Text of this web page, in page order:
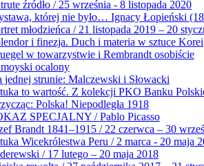
źródło / 25 września - 8 listopada 2020
której nie było… Ignacy Łopieński
młodzieńca / 21 listopada 2019 – 20
i finezja. Duch i materia w sztuce Korei
w towarzystwie i Rembrandt osobiście
ocalony
jednej strunie: Malczewski i Słowacki
to wartość. Z kolekcji PKO Banku
Polska! Niepodległa 1918
SPECJALNY / Pablo Picasso
Brandt 1841–1915 / 22 czerwca – 30
Wicekrólestwa Peru / 2 marca - 20 maja
/ 17 lutego – 20 maja 2018